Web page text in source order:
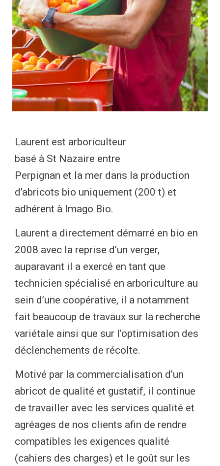
Laurent est arboriculteur
basé à St Nazaire entre
Perpignan et la mer dans la production
d’abricots bio uniquement (200 t) et
adhérent à Imago Bio.
Laurent a directement démarré en bio en
2008 avec la reprise d’un verger,
auparavant il a exercé en tant que
technicien spécialisé en arboriculture au
sein d’une coopérative, il a notamment
fait beaucoup de travaux sur la recherche
variétale ainsi que sur l’optimisation des
déclenchements de récolte.
Motivé par la commercialisation d’un
abricot de qualité et gustatif, il continue
de travailler avec les services qualité et
agréages de nos clients afin de rendre
compatibles les exigences qualité
(cahiers des charges) et le goût sur les